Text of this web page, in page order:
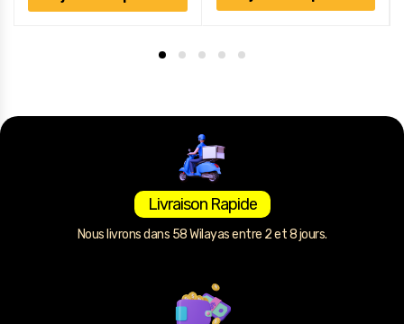
Livraison Rapide
Nous livrons dans 58 Wilayas entre 2 et 8 jours.